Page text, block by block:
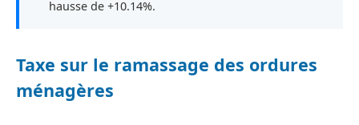
hausse de +10.14%.
Taxe sur le ramassage des ordures
ménagères